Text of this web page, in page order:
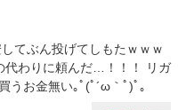
てぶん投げてしもたｗｗｗ
代わりに頼んだ…！！！ リガ
うお金無い｡ﾟ(ﾟ´ω｀ﾟ)ﾟ｡